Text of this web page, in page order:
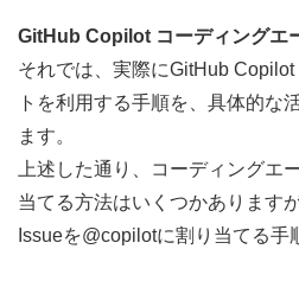
GitHub Copilot コーディングエ
それでは、実際にGitHub
トを利用する手順を、具体的な
ます。
上述した通り、コーディングエ
当てる方法はいくつかあります
Issueを@copilotに割り当てる手